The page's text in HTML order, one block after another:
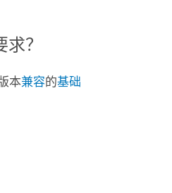
？
本兼容的基础